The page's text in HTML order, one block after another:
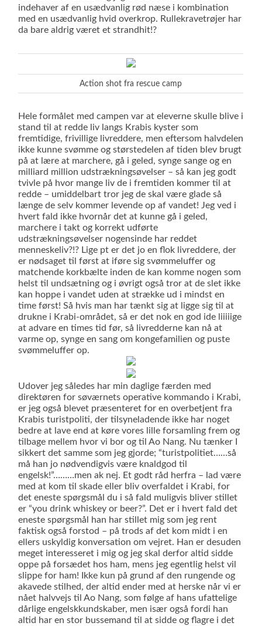
indehaver af en usædvanlig rød næse i kombination
med en usædvanlig hvid overkrop. Rullekravetrøjer har
da bare aldrig været et strandhit!?
Action shot fra rescue camp
Hele formålet med campen var at eleverne skulle blive i
stand til at redde liv langs Krabis kyster som
fremtidige, frivillige livreddere, men eftersom halvdelen
ikke kunne svømme og størstedelen af tiden blev brugt
på at lære at marchere, gå i geled, synge sange og en
milliard million udstrækningsøvelser – så kan jeg godt
tvivle på hvor mange liv de i fremtiden kommer til at
redde – umiddelbart tror jeg de skal være glade så
længe de selv kommer levende op af vandet! Jeg ved i
hvert fald ikke hvornår det at kunne gå i geled,
marchere i takt og korrekt udførte
udstrækningsøvelser nogensinde har reddet
menneskeliv?!? Lige pt er det jo en flok livreddere, der
er nødsaget til først at iføre sig svømmeluffer og
matchende korkbælte inden de kan komme nogen som
helst til undsætning og i øvrigt også tror at de slet ikke
kan hoppe i vandet uden at strække ud i mindst en
time først! Så hvis man har tænkt sig at ligge sig til at
drukne i Krabi-området, så er det nok en god ide liiiiige
at advare en times tid før, så livredderne kan nå at
varme op, synge en sang om kongefamilien og puste
svømmeluffer op.
Udover jeg således har min daglige færden med
direktøren for søværnets operative kommando i Krabi,
er jeg også blevet præsenteret for en overbetjent fra
Krabis turistpoliti, der tilsyneladende ikke har noget
bedre at lave end at køre vores lille forsamling frem og
tilbage mellem hvor vi bor og til Ao Nang. Nu tænker I
sikkert det samme som jeg gjorde; “turistpolitiet……så
må han jo nødvendigvis være knaldgod til
engelsk!”………men ak nej. Et godt råd herfra – lad være
med at kom til skade eller bliv overfaldet i Krabi, for
det eneste spørgsmål du i så fald muligvis bliver stillet
er “you drink whiskey or beer?”. Det er i hvert fald det
eneste spørgsmål han har stillet mig som jeg rent
faktisk også forstod – på trods af det kom midt i en
ellers uskyldig konversation om vejret. Han er desuden
meget interesseret i mig og jeg skal derfor altid sidde
oppe på forsædet hos ham, mens jeg egentlig helst vil
slippe for ham! Ikke kun på grund af den rungende og
akavede stilhed, der altid ender med at herske når vi er
nået halvvejs til Ao Nang, som følge af hans ufattelige
dårlige engelskkundskaber, men især også fordi han
altid har en stor bussemand til at sidde og flagre i det